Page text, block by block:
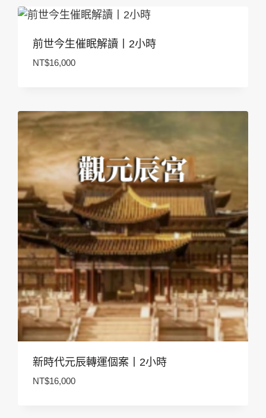
NT$10,000。NT$8,800。
前世今生催眠解讀丨2小時
NT$16,000
新時代元辰轉運個案丨2小時
NT$16,000